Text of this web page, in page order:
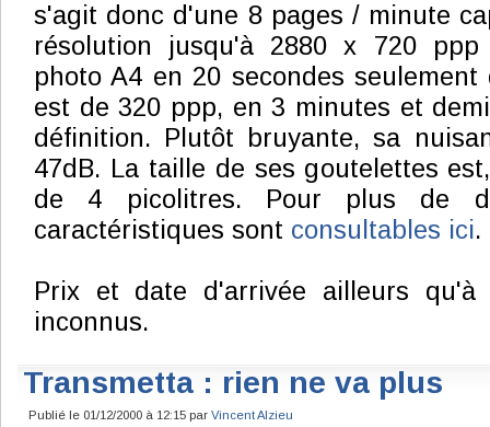
s'agit donc d'une 8 pages / minute
résolution jusqu'à 2880 x 720
photo A4 en 20 secondes
est de 320 ppp, en 3 minutes et
définition. Plutôt bruyante, sa
47dB. La taille de ses goutelettes
de 4 picolitres. Pour plus de
caractéristiques sont consultables ici.
Prix et date d'arrivée ailleurs qu'à
inconnus.
Transmetta : rien ne va plus
Publié le 01/12/2000 à 12:15 par Vincent Alzieu